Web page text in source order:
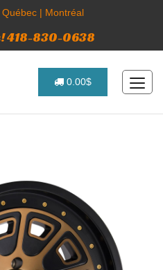
Québec| Montréal
418-830-0638
0.00$